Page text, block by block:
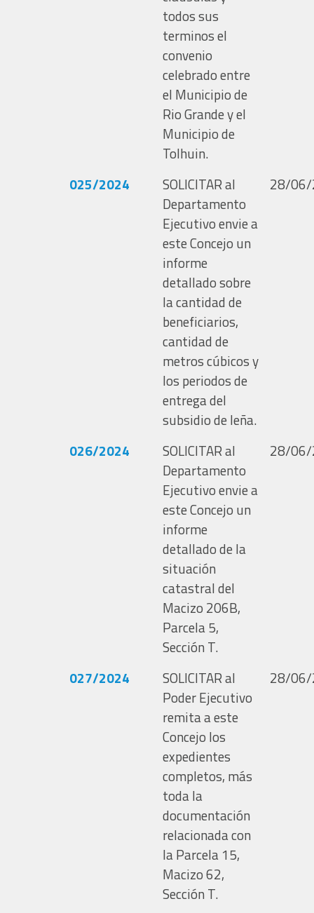
todos sus
terminos el
convenio
celebrado entre
el Municipio de
Rio Grande y el
Municipio de
Tolhuin.
025/2024
SOLICITAR al
Departamento
Ejecutivo envie a
este Concejo un
informe
detallado sobre
la cantidad de
beneficiarios,
cantidad de
metros cúbicos y
los periodos de
entrega del
subsidio de leña.
28/
026/2024
SOLICITAR al
Departamento
Ejecutivo envie a
este Concejo un
informe
detallado de la
situación
catastral del
Macizo 206B,
Parcela 5,
Sección T.
28/
027/2024
SOLICITAR al
Poder Ejecutivo
remita a este
Concejo los
expedientes
completos, más
toda la
documentación
relacionada con
la Parcela 15,
Macizo 62,
Sección T.
28/